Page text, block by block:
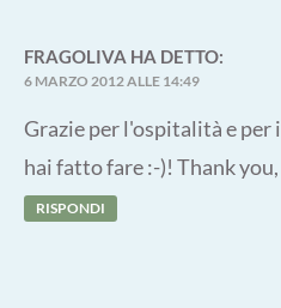
FRAGOLIVA HA DETTO:
6 MARZO 2012 ALLE 14:49
Grazie per l'ospitalità e per
hai fatto fare :-)! Thank you,
RISPONDI